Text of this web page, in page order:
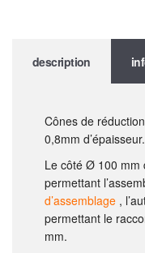
description
Cônes de
0,8mm d’épaisseur.
Le côté Ø 100 mm
permettant
d’assemblage ,
permettant le
mm.